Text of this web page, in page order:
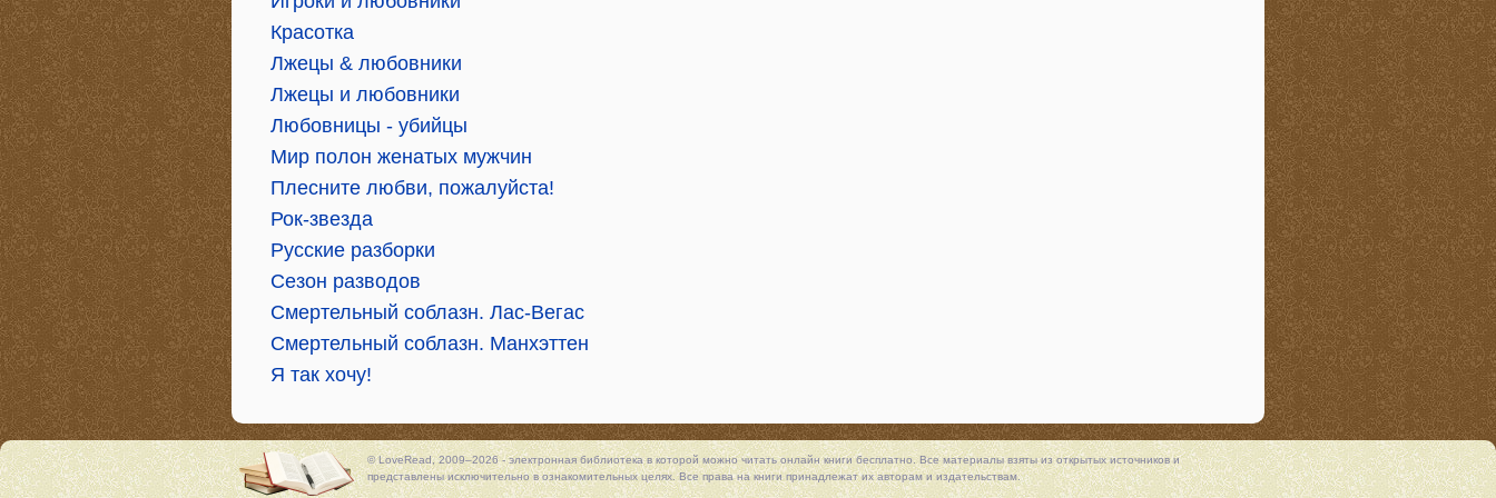
Красотка
Лжецы & любовники
Лжецы и любовники
Любовницы - убийцы
Мир полон женатых мужчин
Плесните любви, пожалуйста!
Рок-звезда
Русские разборки
Сезон разводов
Смертельный соблазн. Лас-Вегас
Смертельный соблазн. Манхэттен
Я так хочу!
© LoveRead, 2009–2026 - электронная библиотека в которой можночитать онлайн книгибесплатно. Все материалы взяты из открытых источников и
представлены исключительно в ознакомительных целях. Все права на книги принадлежат их авторам и издательствам.